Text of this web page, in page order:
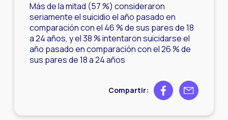
Más de la mitad (57 %) consideraron
seriamente el suicidio el año pasado en
comparación con el 46 % de sus pares de 18
a 24 años, y el 38 % intentaron suicidarse el
año pasado en comparación con el 26 % de
sus pares de 18 a 24 años
Compartir: Share on Facebook
Share by